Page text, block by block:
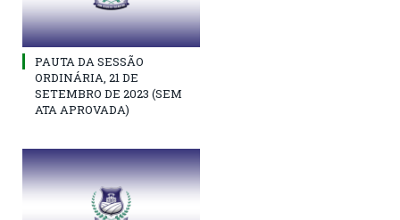
PAUTA DA SESSÃO
ORDINÁRIA, 21 DE
SETEMBRO DE 2023 (SEM
ATA APROVADA)